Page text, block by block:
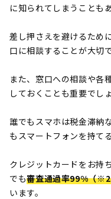
に知られてしまうことも
差し押さえを避けるため
口に相談することが大切で
また、窓口への相談や各
しておくことも重要でしょ
誰でもスマホは税金滞納
もスマートフォンを持て
クレジットカードをお持
でも審査通過率99%（
います。